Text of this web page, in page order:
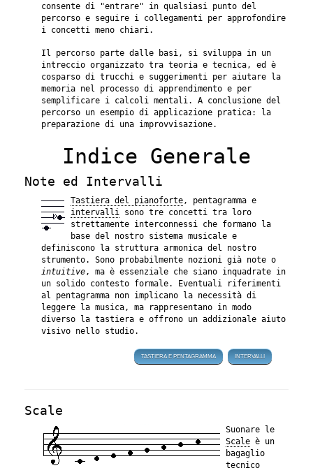
consente di "entrare" in qualsiasi punto del
percorso e seguire i collegamenti per approfondire
i concetti meno chiari.
Il percorso parte dalle basi, si sviluppa in un
intreccio organizzato tra teoria e tecnica, ed è
cosparso di trucchi e suggerimenti per aiutare la
memoria nel processo di apprendimento e per
semplificare i calcoli mentali. A conclusione del
percorso un esempio di applicazione pratica: la
preparazione di una improvvisazione.
Indice Generale
Note ed Intervalli
Tastiera del pianoforte, pentagramma e
intervalli sono tre concetti tra loro
strettamente interconnessi che formano la
base del nostro sistema musicale e
definiscono la struttura armonica del nostro
strumento. Sono probabilmente nozioni già note o
intuitive, ma è essenziale che siano inquadrate in
un solido contesto formale. Eventuali riferimenti
al pentagramma non implicano la necessità di
leggere la musica, ma rappresentano in modo
diverso la tastiera e offrono un addizionale aiuto
visivo nello studio.
TASTIERA E PENTAGRAMMA INTERVALLI
Scale
Suonare le
Scale è un
bagaglio
tecnico